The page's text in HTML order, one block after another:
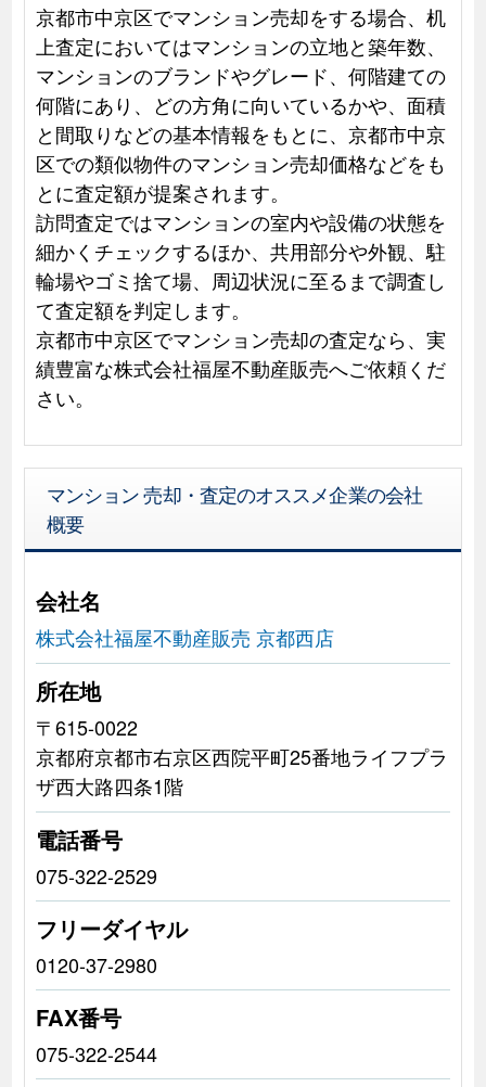
京都市中京区でマンション売却をする場合、机
上査定においてはマンションの立地と築年数、
マンションのブランドやグレード、何階建ての
何階にあり、どの方角に向いているかや、面積
と間取りなどの基本情報をもとに、京都市中京
区での類似物件のマンション売却価格などをも
とに査定額が提案されます。
訪問査定ではマンションの室内や設備の状態を
細かくチェックするほか、共用部分や外観、駐
輪場やゴミ捨て場、周辺状況に至るまで調査し
て査定額を判定します。
京都市中京区でマンション売却の査定なら、実
績豊富な株式会社福屋不動産販売へご依頼くだ
さい。
マンション 売却・査定のオススメ企業の会社
概要
会社名
株式会社福屋不動産販売 京都西店
所在地
〒615-0022
京都府京都市右京区西院平町25番地ライフプラ
ザ西大路四条1階
電話番号
075-322-2529
フリーダイヤル
0120-37-2980
FAX番号
075-322-2544